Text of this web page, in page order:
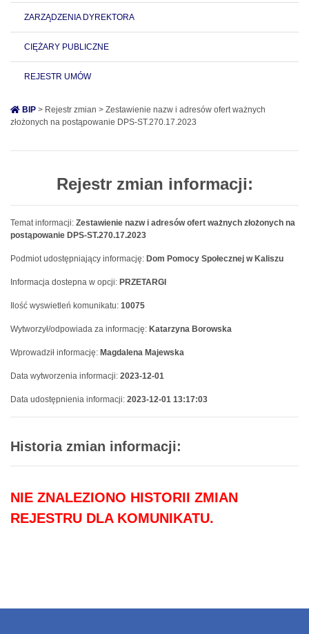
ZARZĄDZENIA DYREKTORA
CIĘŻARY PUBLICZNE
REJESTR UMÓW
BIP > Rejestr zmian > Zestawienie nazw i adresów ofert ważnych
złożonych na postąpowanie DPS-ST.270.17.2023
Rejestr zmian informacji:
Temat informacji: Zestawienie nazw i adresów ofert ważnych złożonych na
postąpowanie DPS-ST.270.17.2023
Podmiot udostępniający informację: Dom Pomocy Społecznej w Kaliszu
Informacja dostepna w opcji: PRZETARGI
Ilość wyswietleń komunikatu: 10075
Wytworzył/odpowiada za informację: Katarzyna Borowska
Wprowadził informację: Magdalena Majewska
Data wytworzenia informacji: 2023-12-01
Data udostępnienia informacji: 2023-12-01 13:17:03
Historia zmian informacji:
NIE ZNALEZIONO HISTORII ZMIAN
REJESTRU DLA KOMUNIKATU.